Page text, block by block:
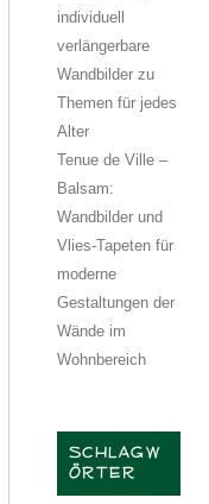
individuell
verlängerbare
Wandbilder zu
Themen für jedes
Alter
Tenue de Ville –
Balsam:
Wandbilder und
Vlies-Tapeten für
moderne
Gestaltungen der
Wände im
Wohnbereich
SCHLAGW
ÖRTER